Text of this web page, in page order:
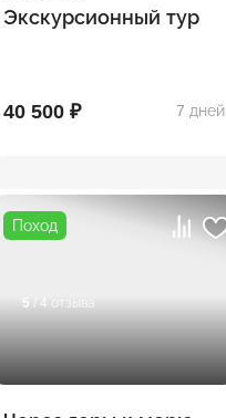
Экскурсионный тур
40 500 ₽ 7 дней
Поход
5 / 4 отзыва